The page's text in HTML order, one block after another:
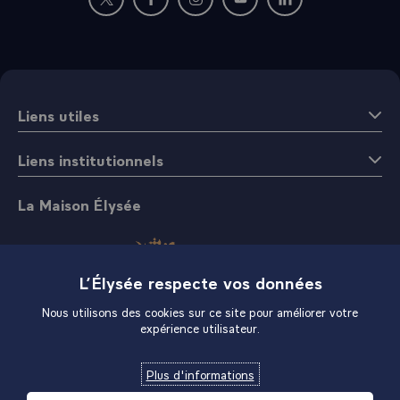
- Je vous prie de transmettre au Président Canaan
Nouvelle fenêtre : rejoignez-nous sur Twitter
Nouvelle fenêtre : rejoignez-nous sur
Nouvelle fenêtre : rejoignez-nous
Nouvelle fenêtre :
Nouvelle fenêtre :
Liens utiles
Liens institutionnels
La Maison Élysée
L’Élysée respecte vos données
Nous utilisons des cookies sur ce site pour améliorer votre
expérience utilisateur.
Plus d'informations